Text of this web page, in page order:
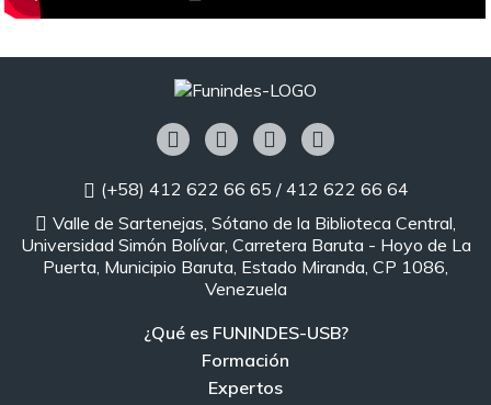
(+58) 412 622 66 65 / 412 622 66 64
Valle de Sartenejas, Sótano de la Biblioteca Central,
Universidad Simón Bolívar, Carretera Baruta - Hoyo de La
Puerta, Municipio Baruta, Estado Miranda, CP 1086,
Venezuela
¿Qué es FUNINDES-USB?
Formación
Expertos